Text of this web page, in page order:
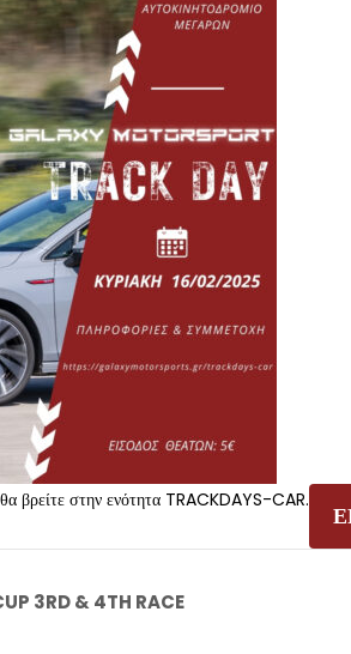
βρείτε στην ενότητα TRACKDAYS-CAR.
3RD & 4TH RACE